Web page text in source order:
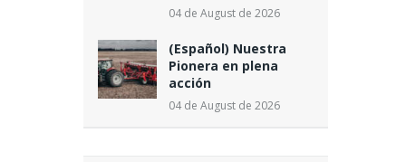
04 de August de 2026
(Español) Nuestra
Pionera en plena
acción
04 de August de 2026